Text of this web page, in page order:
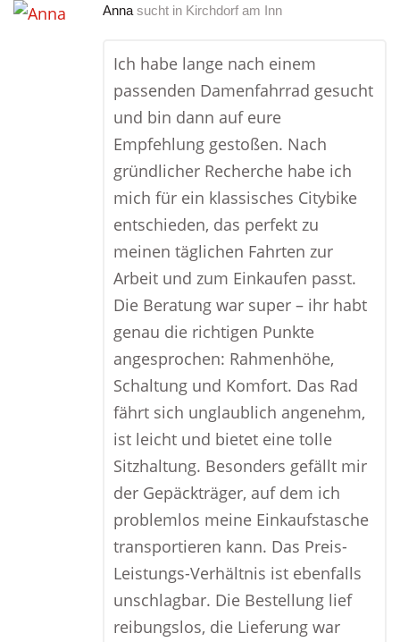
Anna sucht in Kirchdorf am Inn
Ich habe lange nach einem
passenden Damenfahrrad gesucht
und bin dann auf eure
Empfehlung gestoßen. Nach
gründlicher Recherche habe ich
mich für ein klassisches Citybike
entschieden, das perfekt zu
meinen täglichen Fahrten zur
Arbeit und zum Einkaufen passt.
Die Beratung war super – ihr habt
genau die richtigen Punkte
angesprochen: Rahmenhöhe,
Schaltung und Komfort. Das Rad
fährt sich unglaublich angenehm,
ist leicht und bietet eine tolle
Sitzhaltung. Besonders gefällt mir
der Gepäckträger, auf dem ich
problemlos meine Einkaufstasche
transportieren kann. Das Preis-
Leistungs-Verhältnis ist ebenfalls
unschlagbar. Die Bestellung lief
reibungslos, die Lieferung war